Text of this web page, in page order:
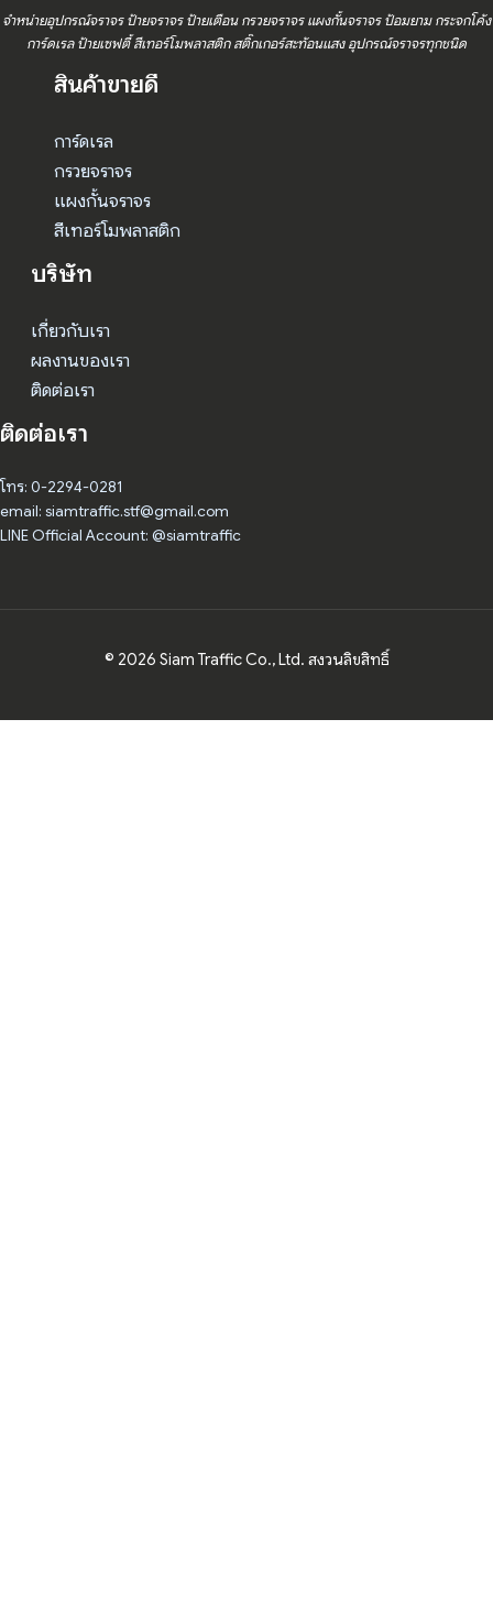
จำหน่ายอุปกรณ์จราจร ป้ายจราจร ป้ายเตือน กรวยจราจร แผงกั้นจราจร ป้อมยาม กระจกโค้ง
การ์ดเรล ป้ายเซฟตี้ สีเทอร์โมพลาสติก สติ๊กเกอร์สะท้อนแสง อุปกรณ์จราจรทุกชนิด
สินค้าขายดี
การ์ดเรล
กรวยจราจร
แผงกั้นจราจร
สีเทอร์โมพลาสติก
บริษัท
เกี่ยวกับเรา
ผลงานของเรา
ติดต่อเรา
ติดต่อเรา
โทร: 0-2294-0281
email: siamtraffic.stf@gmail.com
LINE Official Account: @siamtraffic
© 2026 Siam Traffic Co., Ltd. สงวนลิขสิทธิ์